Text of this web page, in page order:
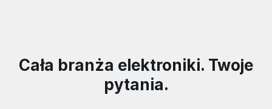
Cała branża elektroniki. Twoje
pytania.